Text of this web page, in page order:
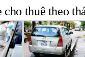
thuê theo